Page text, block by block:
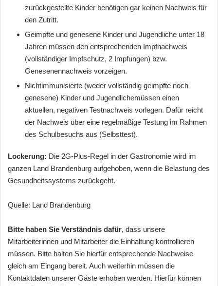
zurückgestellte Kinder benötigen gar keinen Nachweis für
den Zutritt.
Geimpfte und genesene Kinder und Jugendliche unter 18
Jahren müssen den entsprechenden Impfnachweis
(vollständiger Impfschutz, 2 Impfungen) bzw.
Genesenennachweis vorzeigen.
Nichtimmunisierte (weder vollständig geimpfte noch
genesene) Kinder und Jugendlichemüssen einen
aktuellen, negativen Testnachweis vorlegen. Dafür reicht
der Nachweis über eine regelmäßige Testung im Rahmen
des Schulbesuchs aus (Selbsttest).
Lockerung: Die 2G-Plus-Regel in der Gastronomie wird im
ganzen Land Brandenburg aufgehoben, wenn die Belastung des
Gesundheitssystems zurückgeht.
Quelle: Land Brandenburg
Bitte haben Sie Verständnis dafür, dass unsere
Mitarbeiterinnen und Mitarbeiter die Einhaltung kontrollieren
müssen. Bitte halten Sie hierfür entsprechende Nachweise
gleich am Eingang bereit. Auch weiterhin müssen die
Kontaktdaten unserer Gäste erhoben werden. Hierfür können